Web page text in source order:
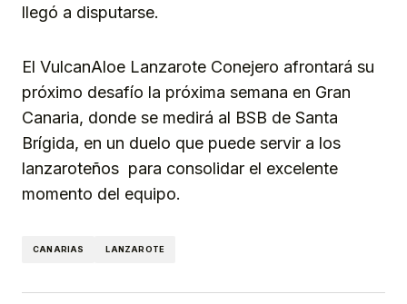
llegó a disputarse.
El VulcanAloe Lanzarote Conejero afrontará su
próximo desafío la próxima semana en Gran
Canaria, donde se medirá al BSB de Santa
Brígida, en un duelo que puede servir a los
lanzaroteños para consolidar el excelente
momento del equipo.
CANARIAS LANZAROTE